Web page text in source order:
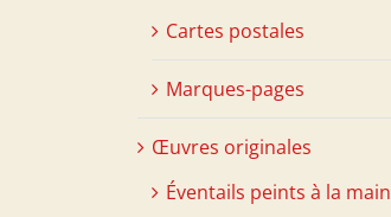
Cartes postales
Marques-pages
Œuvres originales
Éventails peints à la main